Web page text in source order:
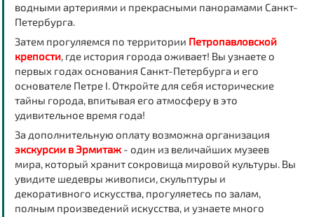
водными артериями и прекрасными панорамами Санкт-
Петербурга.
Затем прогуляемся по территории Петропавловской
крепости, где история города оживает! Вы узнаете о
первых годах основания Санкт-Петербурга и его
основателе Петре I. Откройте для себя исторические
тайны города, впитывая его атмосферу в это
удивительное время года!
За дополнительную оплату возможна организация
экскурсии в Эрмитаж- один из величайших музеев
мира, который хранит сокровища мировой культуры. Вы
увидите шедевры живописи, скульптуры и
декоративного искусства, прогуляетесь по залам,
полным произведений искусства, и узнаете много